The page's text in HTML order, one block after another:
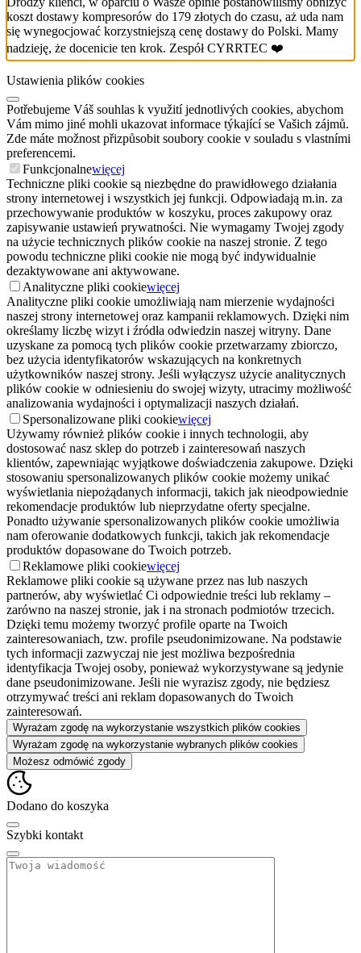
koszt dostawy kompresorów do 179 złotych do czasu, aż uda nam
się wynegocjować korzystniejszą cenę dostawy do Polski. Mamy
nadzieję, że docenicie ten krok. Zespół CYRRTEC ❤️
Ustawienia plików cookies
Potřebujeme Váš souhlas k využití jednotlivých cookies, abychom
Vám mimo jiné mohli ukazovat informace týkající se Vašich zájmů.
Zde máte možnost přizpůsobit soubory cookie v souladu s vlastními
preferencemi.
Funkcjonalnewięcej
Techniczne pliki cookie są niezbędne do prawidłowego działania
strony internetowej i wszystkich jej funkcji. Odpowiadają m.in. za
przechowywanie produktów w koszyku, proces zakupowy oraz
zapisywanie ustawień prywatności. Nie wymagamy Twojej zgody
na użycie technicznych plików cookie na naszej stronie. Z tego
powodu techniczne pliki cookie nie mogą być indywidualnie
dezaktywowane ani aktywowane.
Analityczne pliki cookiewięcej
Analityczne pliki cookie umożliwiają nam mierzenie wydajności
naszej strony internetowej oraz kampanii reklamowych. Dzięki nim
określamy liczbę wizyt i źródła odwiedzin naszej witryny. Dane
uzyskane za pomocą tych plików cookie przetwarzamy zbiorczo,
bez użycia identyfikatorów wskazujących na konkretnych
użytkowników naszej strony. Jeśli wyłączysz użycie analitycznych
plików cookie w odniesieniu do swojej wizyty, utracimy możliwość
analizowania wydajności i optymalizacji naszych działań.
Spersonalizowane pliki cookiewięcej
Używamy również plików cookie i innych technologii, aby
dostosować nasz sklep do potrzeb i zainteresowań naszych
klientów, zapewniając wyjątkowe doświadczenia zakupowe. Dzięki
stosowaniu spersonalizowanych plików cookie możemy unikać
wyświetlania niepożądanych informacji, takich jak nieodpowiednie
rekomendacje produktów lub nieprzydatne oferty specjalne.
Ponadto używanie spersonalizowanych plików cookie umożliwia
nam oferowanie dodatkowych funkcji, takich jak rekomendacje
produktów dopasowane do Twoich potrzeb.
Reklamowe pliki cookiewięcej
Reklamowe pliki cookie są używane przez nas lub naszych
partnerów, aby wyświetlać Ci odpowiednie treści lub reklamy –
zarówno na naszej stronie, jak i na stronach podmiotów trzecich.
Dzięki temu możemy tworzyć profile oparte na Twoich
zainteresowaniach, tzw. profile pseudonimizowane. Na podstawie
tych informacji zazwyczaj nie jest możliwa bezpośrednia
identyfikacja Twojej osoby, ponieważ wykorzystywane są jedynie
dane pseudonimizowane. Jeśli nie wyrazisz zgody, nie będziesz
otrzymywać treści ani reklam dopasowanych do Twoich
zainteresowań.
Wyrażam zgodę na wykorzystanie wszystkich plików cookies
Wyrażam zgodę na wykorzystanie wybranych plików cookies
Możesz odmówić zgody
Dodano do koszyka
Szybki kontakt